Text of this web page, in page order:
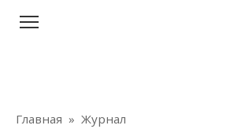
Главная » Журнал